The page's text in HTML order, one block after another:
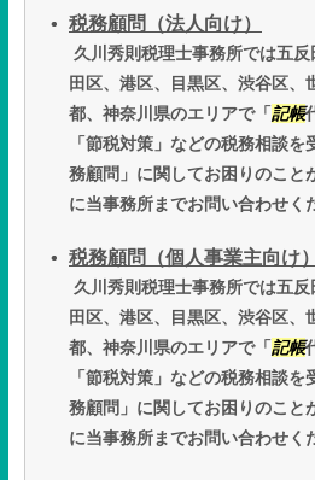
税務顧問（法人向け）
久川秀則税理士事務所では五
田区、港区、目黒区、渋谷区、
都、神奈川県のエリアで「 記帳
「節税対策」などの税務相談
務顧問」に関してお困りのこと
に当事務所までお問い合わせく
税務顧問（個人事業主向け）
久川秀則税理士事務所では五
田区、港区、目黒区、渋谷区、
都、神奈川県のエリアで「 記帳
「節税対策」などの税務相談
務顧問」に関してお困りのこと
に当事務所までお問い合わせく